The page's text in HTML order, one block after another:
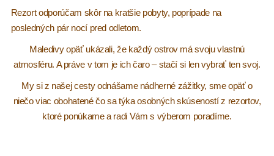
Rezort odporúčam skôr na kratšie pobyty, poprípade na
posledných pár nocí pred odletom.
Maledivy opäť ukázali, že každý ostrov má svoju vlastnú
atmosféru. A práve v tom je ich čaro – stačí si len vybrať ten svoj.
My si z našej cesty odnášame nádherné zážitky, sme opäť o
niečo viac obohatené čo sa týka osobných skúseností z rezortov,
ktoré ponúkame a radi Vám s výberom poradíme.